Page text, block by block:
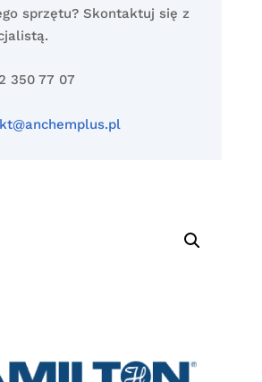
sprzętu? Skontaktuj się z
350 77 07